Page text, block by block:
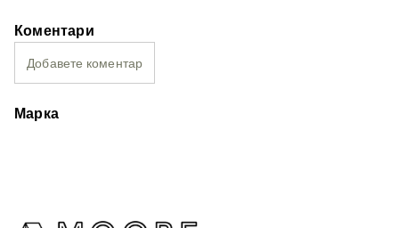
Коментари
Добавете коментар
Марка